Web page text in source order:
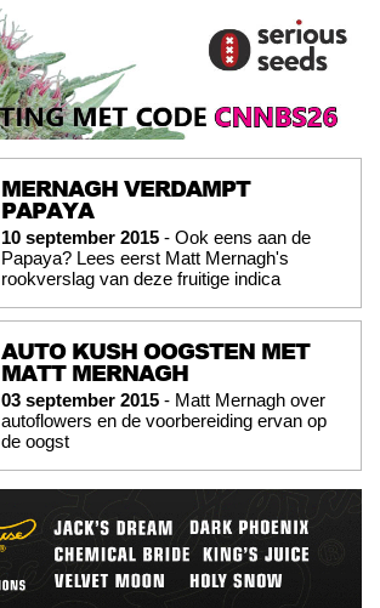
MERNAGH VERDAMPT
PAPAYA
10 september 2015 - Ook eens aan de
Papaya? Lees eerst Matt Mernagh's
rookverslag van deze fruitige indica
AUTO KUSH OOGSTEN MET
MATT MERNAGH
03 september 2015 - Matt Mernagh over
autoflowers en de voorbereiding ervan op
de oogst